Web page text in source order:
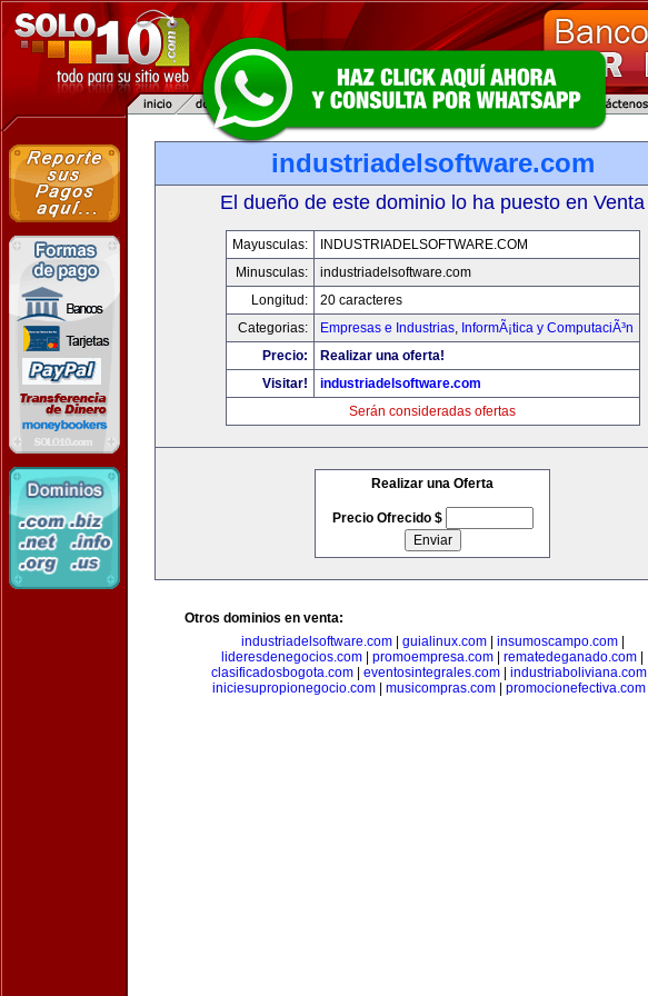
industriadelsoftware.com
El dueño de este dominio lo ha puesto en Venta
Mayusculas:
INDUSTRIADELSOFTWARE.COM
Minusculas:
industriadelsoftware.com
Longitud:
20 caracteres
Categorias:
Empresas e Industrias, InformÃ¡tica y ComputaciÃ³n
Precio:
Realizar una oferta!
Visitar!
industriadelsoftware.com
Serán consideradas ofertas
Realizar una Oferta
Precio Ofrecido $
Otros dominios en venta:
industriadelsoftware.com| guialinux.com| insumoscampo.com|
lideresdenegocios.com
promoempresa.com rematedeganado.com
clasificadosbogota.com
eventosintegrales.com industriaboliviana.com
iniciesupropionegocio.com
musicompras.com promocionefectiva.com